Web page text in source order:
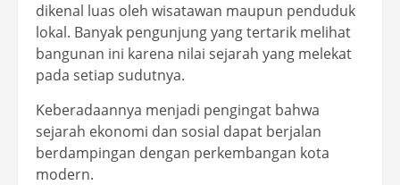
dikenal luas oleh wisatawan maupun penduduk
lokal. Banyak pengunjung yang tertarik melihat
bangunan ini karena nilai sejarah yang melekat
pada setiap sudutnya.
Keberadaannya menjadi pengingat bahwa
sejarah ekonomi dan sosial dapat berjalan
berdampingan dengan perkembangan kota
modern.